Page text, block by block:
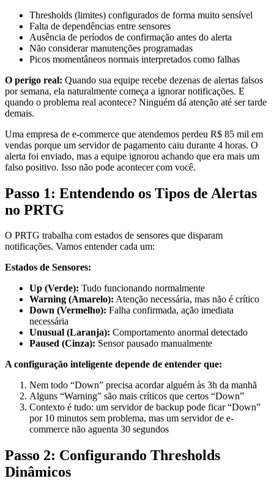
Thresholds (limites) configurados de forma muito sensível
Falta de dependências entre sensores
Ausência de períodos de confirmação antes do alerta
Não considerar manutenções programadas
Picos momentâneos normais interpretados como falhas
O perigo real: Quando sua equipe recebe dezenas de alertas falsos
por semana, ela naturalmente começa a ignorar notificações. E
quando o problema real acontece? Ninguém dá atenção até ser tarde
demais.
Uma empresa de e-commerce que atendemos perdeu R$ 85 mil em
vendas porque um servidor de pagamento caiu durante 4 horas. O
alerta foi enviado, mas a equipe ignorou achando que era mais um
falso positivo. Isso não pode acontecer com você.
Passo 1: Entendendo os Tipos de Alertas
no PRTG
O PRTG trabalha com estados de sensores que disparam
notificações. Vamos entender cada um:
Estados de Sensores:
Up (Verde): Tudo funcionando normalmente
Warning (Amarelo): Atenção necessária, mas não é crítico
Down (Vermelho): Falha confirmada, ação imediata
necessária
Unusual (Laranja): Comportamento anormal detectado
Paused (Cinza): Sensor pausado manualmente
A configuração inteligente depende de entender que:
Nem todo “Down” precisa acordar alguém às 3h da manhã
Alguns “Warning” são mais críticos que certos “Down”
Contexto é tudo: um servidor de backup pode ficar “Down”
por 10 minutos sem problema, mas um servidor de e-
commerce não aguenta 30 segundos
Passo 2: Configurando Thresholds
Dinâmicos